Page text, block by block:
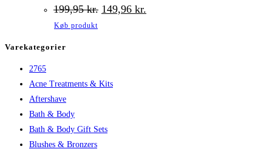
199,95kr. Den
oprindelige
149,96 kr.
aktuelle
Køb produkt
Varekategorier
2765
Acne Treatments & Kits
Aftershave
Bath & Body
Bath & Body Gift Sets
Blushes & Bronzers